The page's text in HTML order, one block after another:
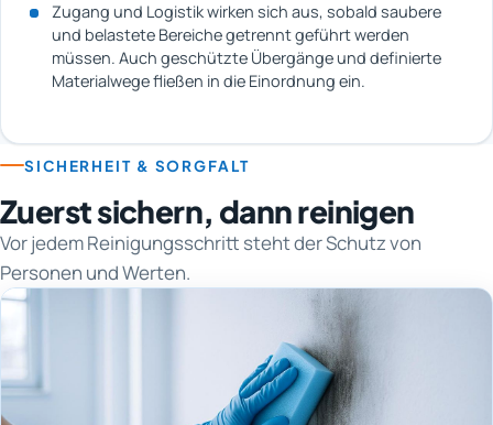
Zugang und Logistik wirken sich aus, sobald saubere
und belastete Bereiche getrennt geführt werden
müssen. Auch geschützte Übergänge und definierte
Materialwege fließen in die Einordnung ein.
SICHERHEIT & SORGFALT
Zuerst sichern, dann reinigen
Vor jedem Reinigungsschritt steht der Schutz von
Personen und Werten.